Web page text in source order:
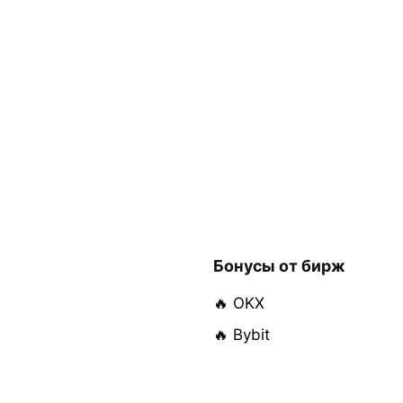
Бонусы от бирж
🔥 OKX
🔥 Bybit